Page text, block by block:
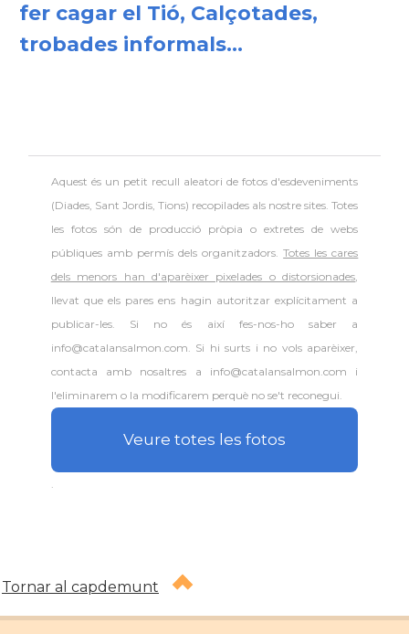
fer cagar el Tió, Calçotades,
trobades informals...
Aquest és un petit recull aleatori defotos d'esdeveniments
(Diades, Sant Jordis, Tions) recopilades als nostre sites. Totes
les fotos són de producció pròpia o extretes de webs
públiques amb permís dels organitzadors.Totes les cares
dels menors han d'aparèixer pixelades o distorsionades,
llevat que els pares ens hagin autoritzar explícitament a
publicar-les. Si no és així fes-nos-ho saber a
info@catalansalmon.com. Si hi surts i no vols aparèixer,
contacta amb nosaltres a info@catalansalmon.com i
l'eliminarem o la modificarem perquè no se't reconegui.
Veure totes les fotos
Tornar al capdemunt